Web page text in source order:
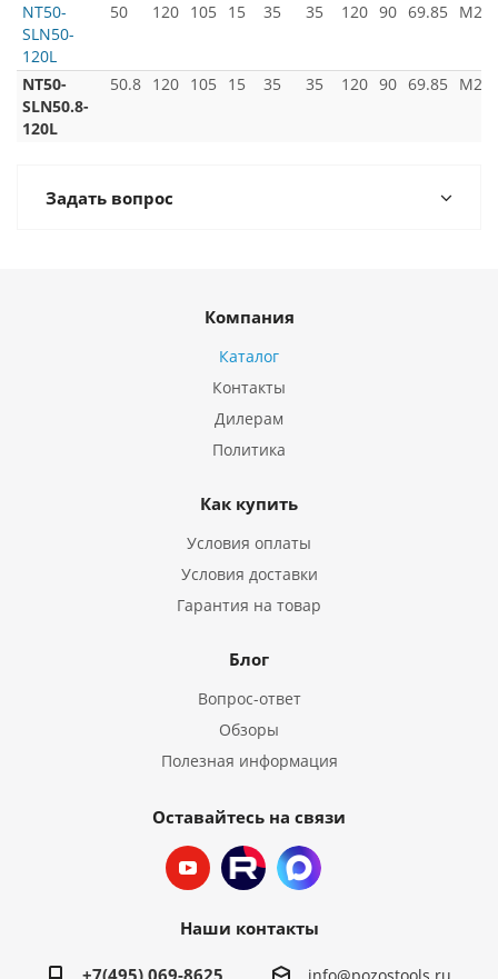
NT50-
SLN50-
120L
50 120 105 15 35 35 120 90 69.85
NT50-
SLN50.8-
120L
50.8 120 105 15 35 35 120 90 69.85
Задать вопрос
Компания
Каталог
Контакты
Дилерам
Политика
Как купить
Условия оплаты
Условия доставки
Гарантия на товар
Блог
Вопрос-ответ
Обзоры
Полезная информация
Оставайтесь на связи
Наши контакты